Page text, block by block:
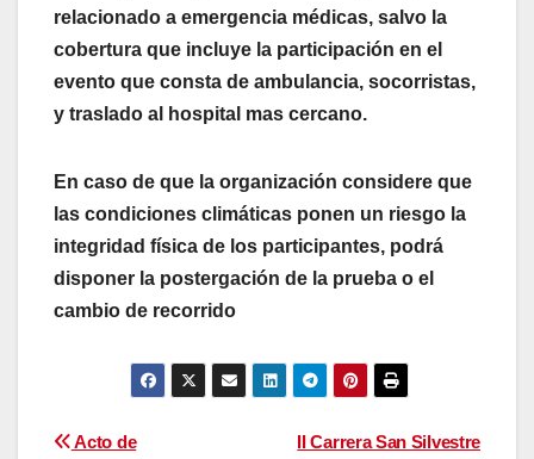
relacionado a emergencia médicas, salvo la
cobertura que incluye la participación en el
evento que consta de ambulancia, socorristas,
y traslado al hospital mas cercano.
En caso de que la organización considere que
las condiciones climáticas ponen un riesgo la
integridad física de los participantes, podrá
disponer la postergación de la prueba o el
cambio de recorrido
Navegación
II Carrera San Silvestre
Acto de